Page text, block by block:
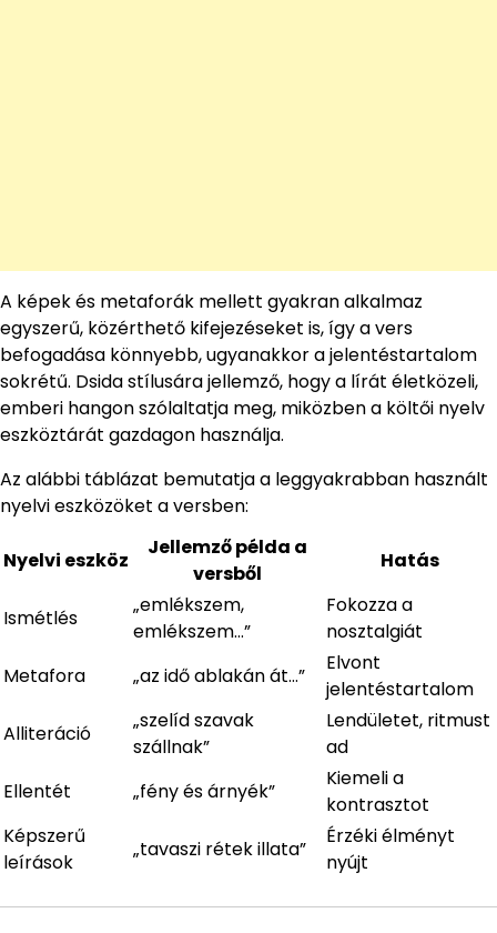
A képek és metaforák mellett gyakran alkalmaz
egyszerű, közérthető kifejezéseket is, így a vers
befogadása könnyebb, ugyanakkor a jelentéstartalom
sokrétű. Dsida stílusára jellemző, hogy a lírát életközeli,
emberi hangon szólaltatja meg, miközben a költői nyelv
eszköztárát gazdagon használja.
Az alábbi táblázat bemutatja a leggyakrabban használt
nyelvi eszközöket a versben:
Nyelvi eszköz
Jellemző példa a
versből
Hatás
Ismétlés
„emlékszem,
emlékszem…”
Fokozza a
nosztalgiát
Metafora
„az idő ablakán át…”
Elvont
jelentéstartalom
Alliteráció
„szelíd szavak
szállnak”
Lendületet, ritmust
ad
Ellentét
„fény és árnyék”
Kiemeli a
kontrasztot
Képszerű
leírások
„tavaszi rétek illata”
Érzéki élményt
nyújt